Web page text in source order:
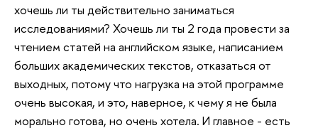
хочешь ли ты действительно заниматься
исследованиями? Хочешь ли ты 2 года провести за
чтением статей на английском языке, написанием
больших академических текстов, отказаться от
выходных, потому что нагрузка на этой программе
очень высокая, и это, наверное, к чему я не была
морально готова, но очень хотела. И главное - есть